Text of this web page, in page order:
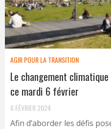
AGIR POUR LA TRANSITION
Le changement
ce mardi 6 février
6 FÉVRIER 2024
Afin d’aborder les défis